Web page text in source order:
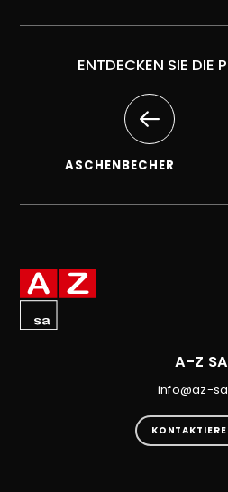
ENTDECKEN SIE DIE
ASCHENBECHER
A-Z SA
info@az-